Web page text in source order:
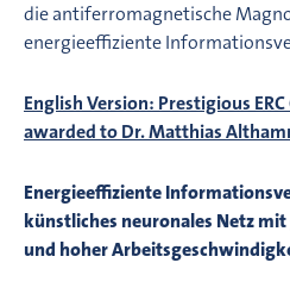
die antiferromagnetische
energieeffiziente
English Version: Prestigious
awarded to Dr. Matthias
Energieeffiziente
künstliches neuronales Netz
und hoher